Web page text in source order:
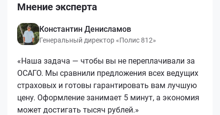
Мнение эксперта
Константин Денисламов
Генеральный директор «Полис 812»
«Наша задача — чтобы вы не переплачивали за
ОСАГО. Мы сравнили предложения всех ведущих
страховых и готовы гарантировать вам лучшую
цену. Оформление занимает 5 минут, а экономия
может достигать тысяч рублей.»